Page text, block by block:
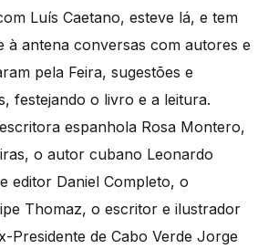
Luís Caetano, esteve lá, e tem
à antena conversas com autores e
pela Feira, sugestões e
festejando o livro e a leitura.
espanhola Rosa Montero,
o autor cubano Leonardo
editor Daniel Completo, o
Thomaz, o escritor e ilustrador
Presidente de Cabo Verde Jorge